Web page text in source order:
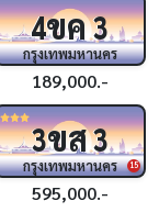
4ขค3
กรุงเทพมหานคร
189,000.-
15
3ขส3
กรุงเทพมหานคร
595,000.-